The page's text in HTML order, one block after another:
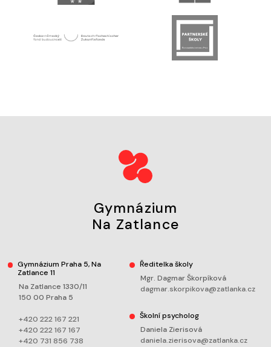
Gymnázium
Na Zatlance
Gymnázium Praha 5, Na
Zatlance 11
Na Zatlance 1330/11
150 00 Praha 5
+420 222 167 221
+420 222 167 167
+420 731 856 738
Ředitelka školy
Mgr. Dagmar Škorpíková
dagmar.skorpikova@zatlanka.cz
Školní psycholog
Daniela Zierisová
daniela.zierisova@zatlanka.cz